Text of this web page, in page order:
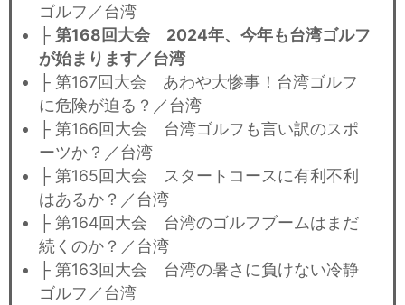
ゴルフ／台湾
├ 第168回大会 2024年、今年も台湾ゴルフ
が始まります／台湾
├ 第167回大会 あわや大惨事！台湾ゴルフ
に危険が迫る？／台湾
├ 第166回大会 台湾ゴルフも言い訳のスポ
ーツか？／台湾
├ 第165回大会 スタートコースに有利不利
はあるか？／台湾
├ 第164回大会 台湾のゴルフブームはまだ
続くのか？／台湾
├ 第163回大会 台湾の暑さに負けない冷静
ゴルフ／台湾